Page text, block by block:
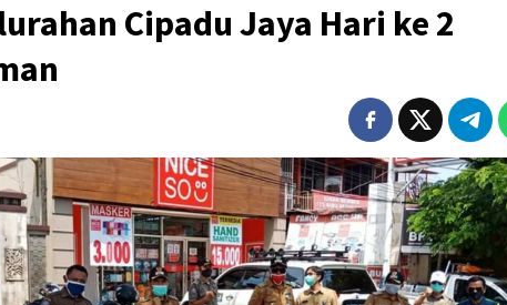
Cipadu Jaya Hari ke 2